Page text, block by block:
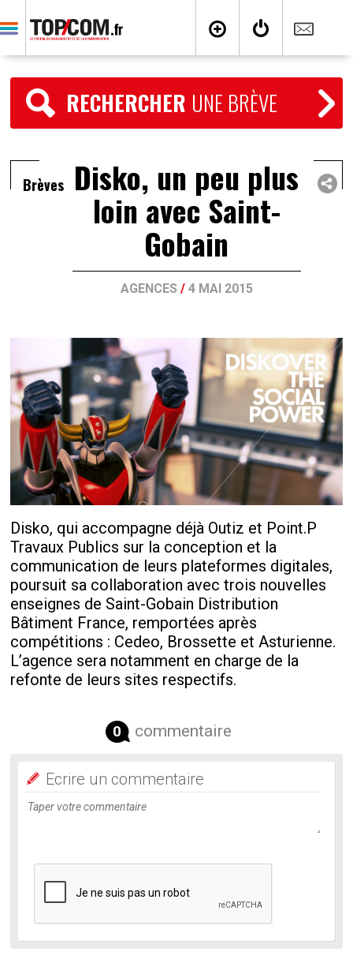
RECHERCHER UNE BRÈVE
Brèves Disko, un peu plus
loin avec Saint-
Gobain
AGENCES / 4 MAI 2015
Disko, qui accompagne déjà Outiz et Point.P
Travaux Publics sur la conception et la
communication de leurs plateformes digitales,
poursuit sa collaboration avec trois nouvelles
enseignes de Saint-Gobain Distribution
Bâtiment France, remportées après
compétitions : Cedeo, Brossette et Asturienne.
L’agence sera notamment en charge de la
refonte de leurs sites respectifs.
0 commentaire
Ecrire un commentaire